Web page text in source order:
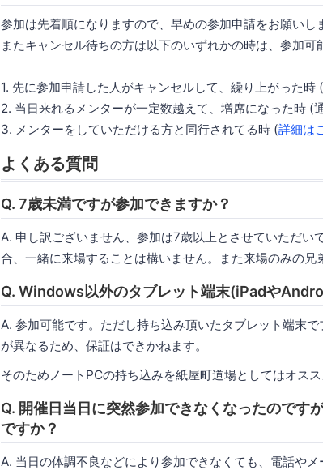
参加は先着順になりますので、早めの参加申請をお願いし
またキャンセル待ちの方は以下のいずれかの時は、参加可
1. 先に参加申請した人がキャンセルして、繰り上がった時
2. 当日来れるメンターが一定数越えて、増席になった時 (
3. メンターをしていただける方と同行されてる時 (詳細は
よくある質問
Q. 7歳未満ですが参加できますか？
A. 申し訳ございません、参加は7歳以上とさせていただ
合、一緒に来場することは構いません。また来場のみの兄
Q. Windows以外のタブレット端末(iPadや
A. 参加可能です。ただし持ち込み頂いたタブレット端末
が異なるため、保証はできかねます。
そのためノートPCの持ち込みを紙屋町道場としてはオスス
Q. 開催日当日に突然参加できなくなったのです
ですか？
A. 当日の体調不良などにより参加できなくても、電話や